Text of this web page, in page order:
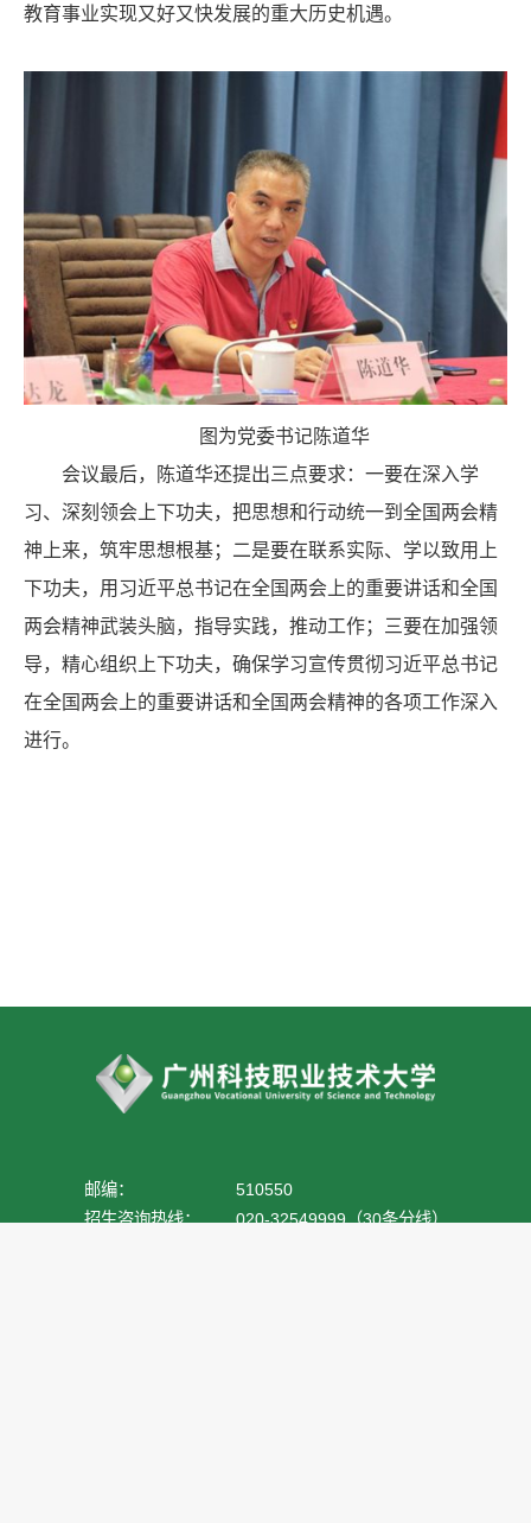
教育事业实现又好又快发展的重大历史机遇。
图为党委书记陈道华
会议最后，陈道华还提出三点要求：一要在深入学
习、深刻领会上下功夫，把思想和行动统一到全国两会精
神上来，筑牢思想根基；二是要在联系实际、学以致用上
下功夫，用习近平总书记在全国两会上的重要讲话和全国
两会精神武装头脑，指导实践，推动工作；三要在加强领
导，精心组织上下功夫，确保学习宣传贯彻习近平总书记
在全国两会上的重要讲话和全国两会精神的各项工作深入
进行。
邮编：
510550
招生咨询热线：
020-32549999（30条分线）